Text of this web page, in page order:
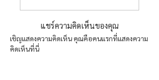
แชร์ความคิดเห็นของคุณ
เชิญแสดงความคิดเห็น คุณคือคนแรกที่แสดงความ
คิดเห็นที่นี่